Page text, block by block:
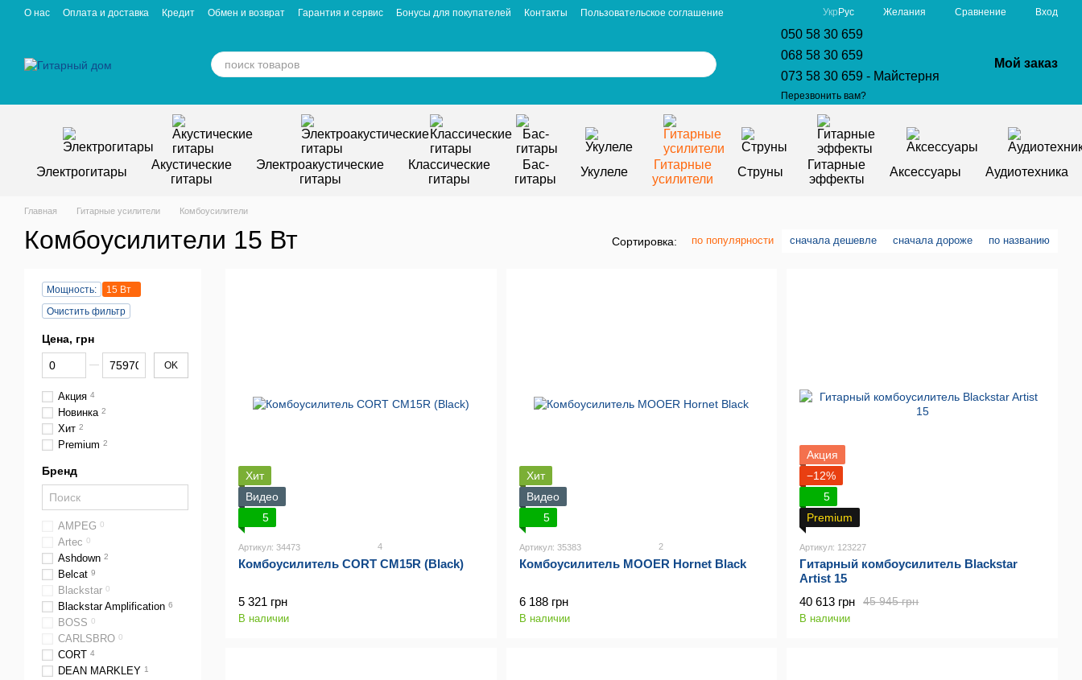
Перейти к основному контенту
О нас Оплата и доставка Кредит Обмен и возврат Гарантия и сервис Бонусы для покупателей Контакты
Пользовательское соглашение
Укр Рус Желания Сравнение Вход
050 58 30 659
068 58 30 659
073 58 30 659 - Майстерня
Перезвонить вам?
Мой заказ
Электрогитары
Акустические
гитары
Электроакустические
гитары
Классические
гитары
Бас-
гитары
Укулеле
Гитарные
усилители
Струны
Гитарные
эффекты
Аксессуары Аудиотехника
Главная Гитарные усилители Комбоусилители
Комбоусилители 15 Вт Сортировка: по популярности сначала дешевле сначала дороже по названию
Хит
Видео
5
Артикул: 34473 4
Комбоусилитель CORT CM15R (Black)
5 321 грн
В наличии
Хит
Видео
5
Артикул: 35383 2
Комбоусилитель MOOER Hornet Black
6 188 грн
В наличии
Акция
−12%
5
Premium
Артикул: 123227
Гитарный комбоусилитель Blackstar
Artist 15
45 945 грн
40 613 грн
В наличии
Мощность:
15 Вт
Очистить фильтр
Цена, грн
От Цена, грн
До Цена, грн OK
Акция 4
Новинка 2
Хит 2
Premium 2
Бренд
AMPEG 0
Artec 0
Ashdown 2
Belcat 9
Blackstar 0
Blackstar Amplification 6
BOSS 0
CARLSBRO 0
CORT 4
DEAN MARKLEY 1